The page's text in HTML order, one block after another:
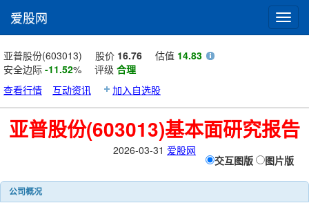
爱股网
亚普股份(603013) 股价 16.76 估值 14.83
安全边际 -11.52% 评级 合理
查看行情
互动资讯 加入自选股
亚普股份(603013)基本面研究报告
2026-03-31 爱股网
交互图版 图片版
公司概况